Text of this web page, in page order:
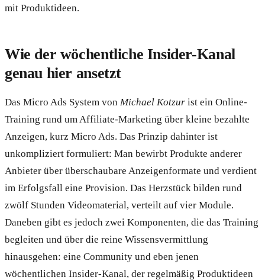
mit Produktideen.
Wie der wöchentliche Insider-Kanal
genau hier ansetzt
Das Micro Ads System von Michael Kotzur ist ein Online-
Training rund um Affiliate-Marketing über kleine bezahlte
Anzeigen, kurz Micro Ads. Das Prinzip dahinter ist
unkompliziert formuliert: Man bewirbt Produkte anderer
Anbieter über überschaubare Anzeigenformate und verdient
im Erfolgsfall eine Provision. Das Herzstück bilden rund
zwölf Stunden Videomaterial, verteilt auf vier Module.
Daneben gibt es jedoch zwei Komponenten, die das Training
begleiten und über die reine Wissensvermittlung
hinausgehen: eine Community und eben jenen
wöchentlichen Insider-Kanal, der regelmäßig Produktideen